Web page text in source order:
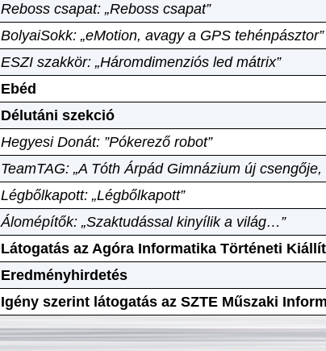
Reboss csapat: „Reboss csapat”
BolyaiSokk: „eMotion, avagy a GPS tehénpásztor”
ESZI szakkör: „Háromdimenziós led mátrix”
Ebéd
Délutáni szekció
Hegyesi Donát: ”Pókerező robot”
TeamTAG: „A Tóth Árpád Gimnázium új csengője,
Légbőlkapott: „Légbőlkapott”
Álomépítők: „Szaktudással kinyílik a világ…”
Látogatás az Agóra Informatika Történeti
Eredményhirdetés
Igény szerint látogatás az SZTE Műszaki